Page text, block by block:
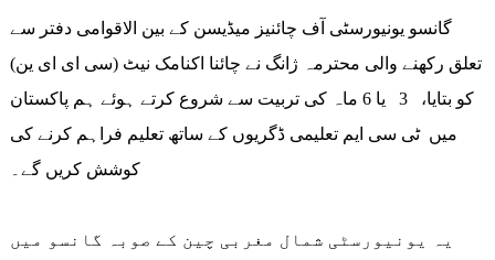
گانسو یونیورسٹی آف چائنیز میڈیسن کے بین الاقوامی دفتر سے
تعلق رکھنے والی محترمہ ژانگ نے چائنا اکنامک نیٹ (سی ای ای ین)
کو بتایا، 3 یا 6 ماہ کی تربیت سے شروع کرتے ہوئے ہم پاکستان
میں ٹی سی ایم تعلیمی ڈگریوں کے ساتھ تعلیم فراہم کرنے کی
کوشش کریں گے۔
یہ یونیورسٹی شمال مغربی چین کے صوبہ گانسو میں